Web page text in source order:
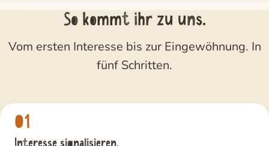
So kommt ihr zu uns.
Vom ersten Interesse bis zur Eingewöhnung. In
fünf Schritten.
01